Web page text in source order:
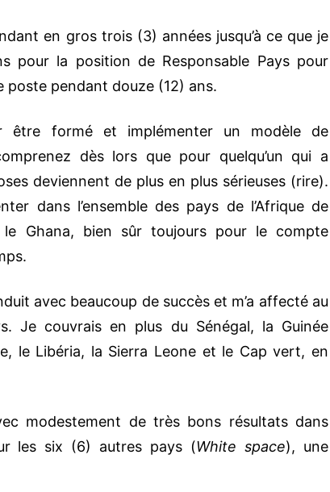
en gros trois (3) années jusqu’à ce que je
pour la position de Responsable Pays pour
poste pendant douze (12) ans.
être formé et implémenter un modèle de
dès lors que pour quelqu’un qui a
deviennent de plus en plus sérieuses (rire).
dans l’ensemble des pays de l’Afrique de
le Ghana, bien sûr toujours pour le compte
avec beaucoup de succès et m’a affecté au
Je couvrais en plus du Sénégal, la Guinée
le Libéria, la Sierra Leone et le Cap vert, en
modestement de très bons résultats dans
les six (6) autres pays (White space), une